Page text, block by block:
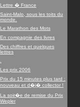
Lettre � France
Saint-Malo, sous les toits du
monde.
Le Marathon des Mots
En compagnie des livres
Des chiffres et quelques
lettres
Les prix 2006
Prix du 15 minutes plus tard :
nouveau et d�j� collector !
La soir�e de remise du Prix
Wepler